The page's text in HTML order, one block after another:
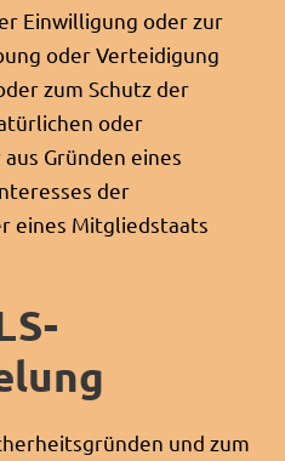
Einwilligung oder zur
oder Verteidigung
zum Schutz der
oder
Gründen eines
der
eines Mitgliedstaats
und zum